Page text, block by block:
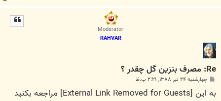
Moderator
RAHVAR
Re: مصرف بنزین گل چقدر ؟
س
ت
چهارشنبه ۲۴ تیر ۱۳۸۸, ۲:۲۱ ب.ظ
به این [External Link Removed for Guests] مراجعه بکنید